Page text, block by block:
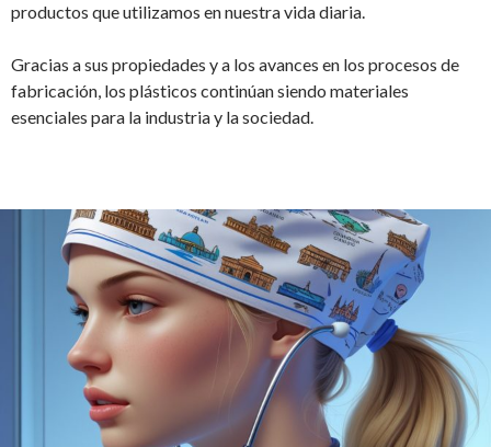
productos que utilizamos en nuestra vida diaria.
Gracias a sus propiedades y a los avances en los procesos de
fabricación, los plásticos continúan siendo materiales
esenciales para la industria y la sociedad.